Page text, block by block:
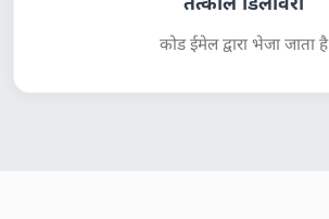
कोड ईमेल द्वारा भेजा जाता है